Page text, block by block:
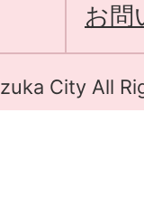
お問
City All